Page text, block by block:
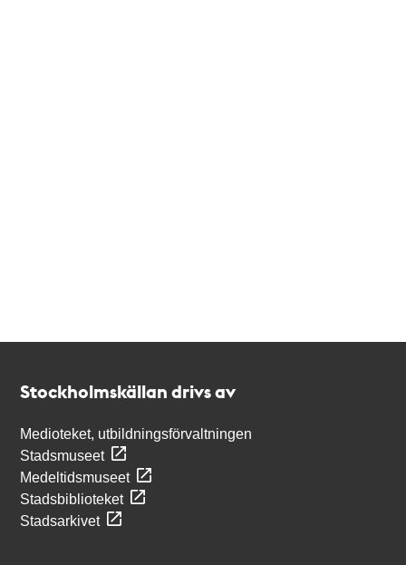
Stockholmskällan drivs av
Medioteket, utbildningsförvaltningen
Stadsmuseet
Medeltidsmuseet
Stadsbiblioteket
Stadsarkivet